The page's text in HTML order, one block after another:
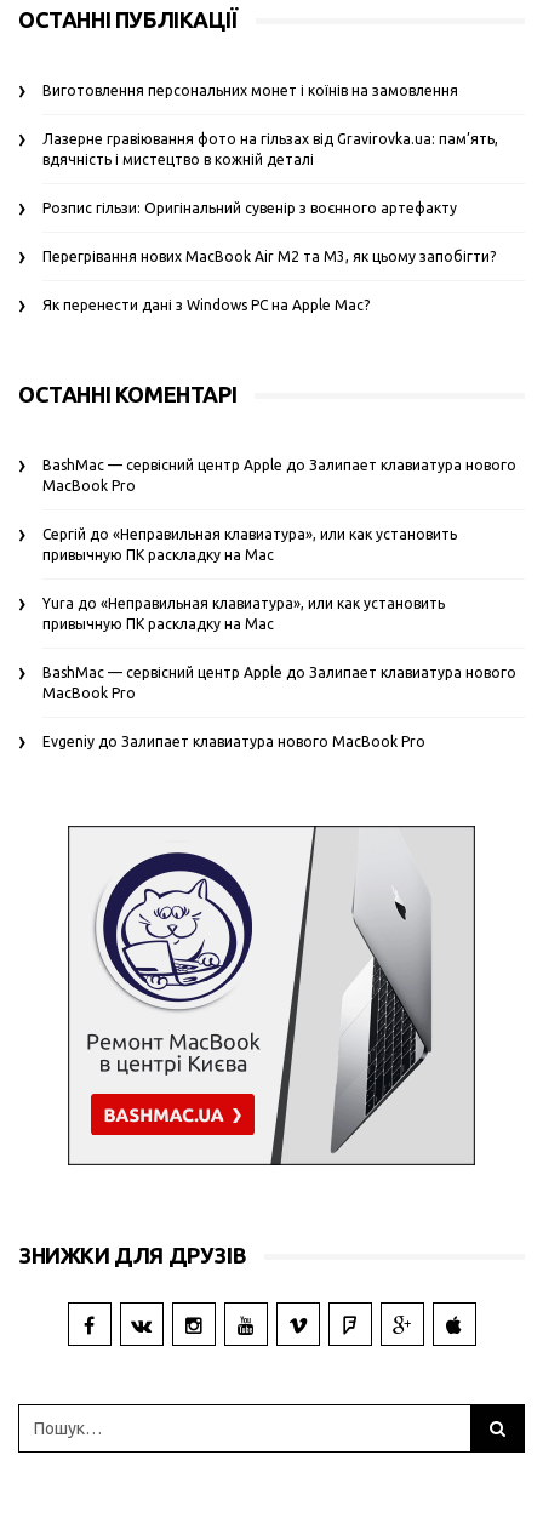
ОСТАННІ ПУБЛІКАЦІЇ
Виготовлення персональних монет і коїнів на замовлення
Лазерне гравіювання фото на гільзах від Gravirovka.ua: пам’ять,
вдячність і мистецтво в кожній деталі
Розпис гільзи: Оригінальний сувенір з воєнного артефакту
Перегрівання нових MacBook Air M2 та M3, як цьому запобігти?
Як перенести дані з Windows PC на Apple Mac?
ОСТАННІ КОМЕНТАРІ
BashMac — сервісний центр Apple до Залипает клавиатура нового
MacBook Pro
Сергій до «Неправильная клавиатура», или как установить
привычную ПК раскладку на Mac
Yura до «Неправильная клавиатура», или как установить
привычную ПК раскладку на Mac
BashMac — сервісний центр Apple до Залипает клавиатура нового
MacBook Pro
Evgeniy до Залипает клавиатура нового MacBook Pro
ЗНИЖКИ ДЛЯ ДРУЗІВ